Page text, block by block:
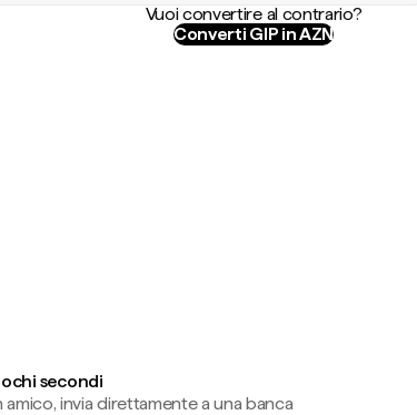
Vuoi convertire al contrario?
Converti GIP in AZN
secondi
invia direttamente a una banca